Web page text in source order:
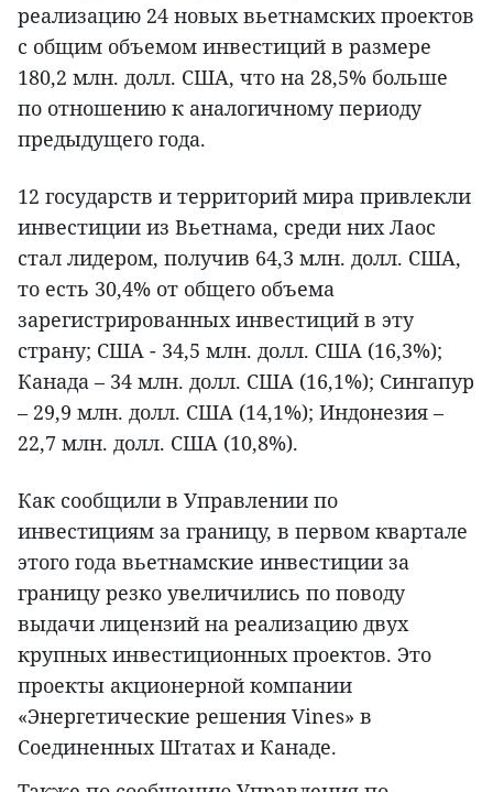
реализацию 24 новых вьетнамских проектов
с общим объемом инвестиций в размере
180,2 млн. долл. США, что на 28,5% больше
по отношению к аналогичному периоду
предыдущего года.
12 государств и территорий мира привлекли
инвестиции из Вьетнама, среди них Лаос
стал лидером, получив 64,3 млн. долл. США,
то есть 30,4% от общего объема
зарегистрированных инвестиций в эту
страну; США - 34,5 млн. долл. США (16,3%);
Канада – 34 млн. долл. США (16,1%); Сингапур
– 29,9 млн. долл. США (14,1%); Индонезия –
22,7 млн. долл. США (10,8%).
Как сообщили в Управлении по
инвестициям за границу, в первом квартале
этого года вьетнамские инвестиции за
границу резко увеличились по поводу
выдачи лицензий на реализацию двух
крупных инвестиционных проектов. Это
проекты акционерной компании
«Энергетические решения Vines» в
Соединенных Штатах и Канаде.